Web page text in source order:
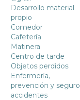
Desarrollo material
propio
Comedor
Cafetería
Matinera
Centro de tarde
Objetos perdidos
Enfermería,
prevención y seguro
accidentes